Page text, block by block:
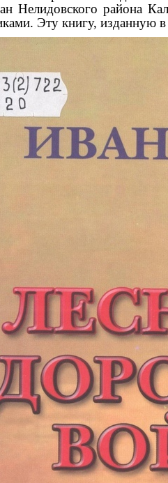
Нелидовского района
Эту книгу, изданную